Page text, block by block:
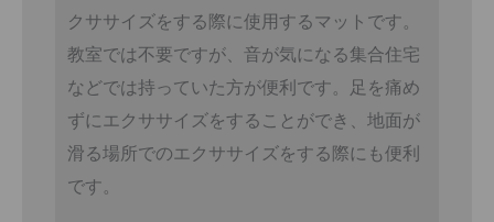
クササイズをする際に使用するマットです。
教室では不要ですが、音が気になる集合住宅
などでは持っていた方が便利です。足を痛め
ずにエクササイズをすることができ、地面が
滑る場所でのエクササイズをする際にも便利
です。